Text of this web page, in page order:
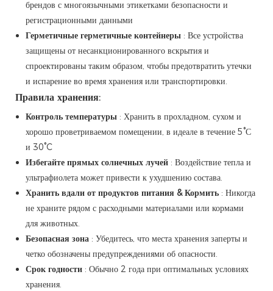
брендов с многоязычными этикетками безопасности и
регистрационными данными
Герметичные герметичные контейнеры : Все устройства
защищены от несанкционированного вскрытия и
спроектированы таким образом, чтобы предотвратить утечки
и испарение во время хранения или транспортировки.
Правила хранения:
Контроль температуры : Хранить в прохладном, сухом и
хорошо проветриваемом помещении, в идеале в течение 5°С
и 30°C
Избегайте прямых солнечных лучей : Воздействие тепла и
ультрафиолета может привести к ухудшению состава.
Хранить вдали от продуктов питания & Кормить : Никогда
не храните рядом с расходными материалами или кормами
для животных.
Безопасная зона : Убедитесь, что места хранения заперты и
четко обозначены предупреждениями об опасности.
Срок годности : Обычно 2 года при оптимальных условиях
хранения.